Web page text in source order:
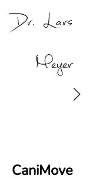
Dr. Lars
Meyer
CaniMove